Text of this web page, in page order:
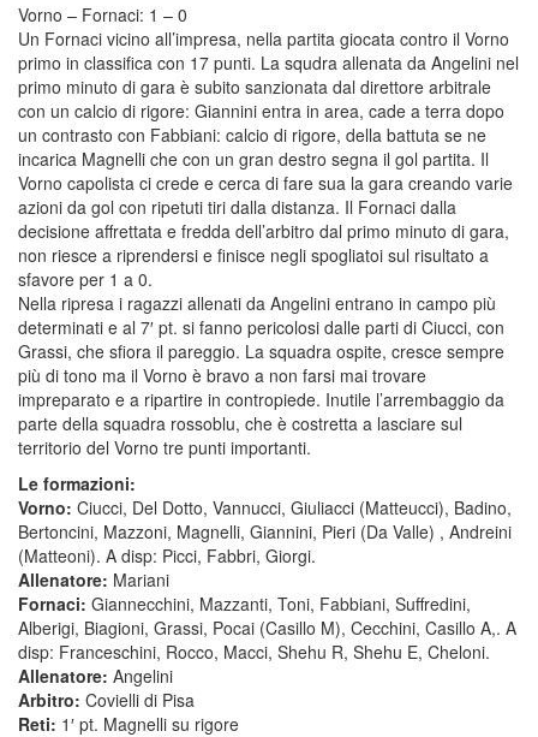
Vorno – Fornaci: 1 – 0
Un Fornaci vicino all’impresa, nella partita giocata contro il Vorno
primo in classifica con 17 punti. La squdra allenata da Angelini nel
primo minuto di gara è subito sanzionata dal direttore arbitrale
con un calcio di rigore: Giannini entra in area, cade a terra dopo
un contrasto con Fabbiani: calcio di rigore, della battuta se ne
incarica Magnelli che con un gran destro segna il gol partita. Il
Vorno capolista ci crede e cerca di fare sua la gara creando varie
azioni da gol con ripetuti tiri dalla distanza. Il Fornaci dalla
decisione affrettata e fredda dell’arbitro dal primo minuto di gara,
non riesce a riprendersi e finisce negli spogliatoi sul risultato a
sfavore per 1 a 0.
Nella ripresa i ragazzi allenati da Angelini entrano in campo più
determinati e al 7′ pt. si fanno pericolosi dalle parti di Ciucci, con
Grassi, che sfiora il pareggio. La squadra ospite, cresce sempre
più di tono ma il Vorno è bravo a non farsi mai trovare
impreparato e a ripartire in contropiede. Inutile l’arrembaggio da
parte della squadra rossoblu, che è costretta a lasciare sul
territorio del Vorno tre punti importanti.
Le formazioni:
Vorno: Ciucci, Del Dotto, Vannucci, Giuliacci (Matteucci), Badino,
Bertoncini, Mazzoni, Magnelli, Giannini, Pieri (Da Valle) , Andreini
(Matteoni). A disp: Picci, Fabbri, Giorgi.
Allenatore: Mariani
Fornaci: Giannecchini, Mazzanti, Toni, Fabbiani, Suffredini,
Alberigi, Biagioni, Grassi, Pocai (Casillo M), Cecchini, Casillo A,. A
disp: Franceschini, Rocco, Macci, Shehu R, Shehu E, Cheloni.
Allenatore: Angelini
Arbitro: Covielli di Pisa
Reti: 1′ pt. Magnelli su rigore